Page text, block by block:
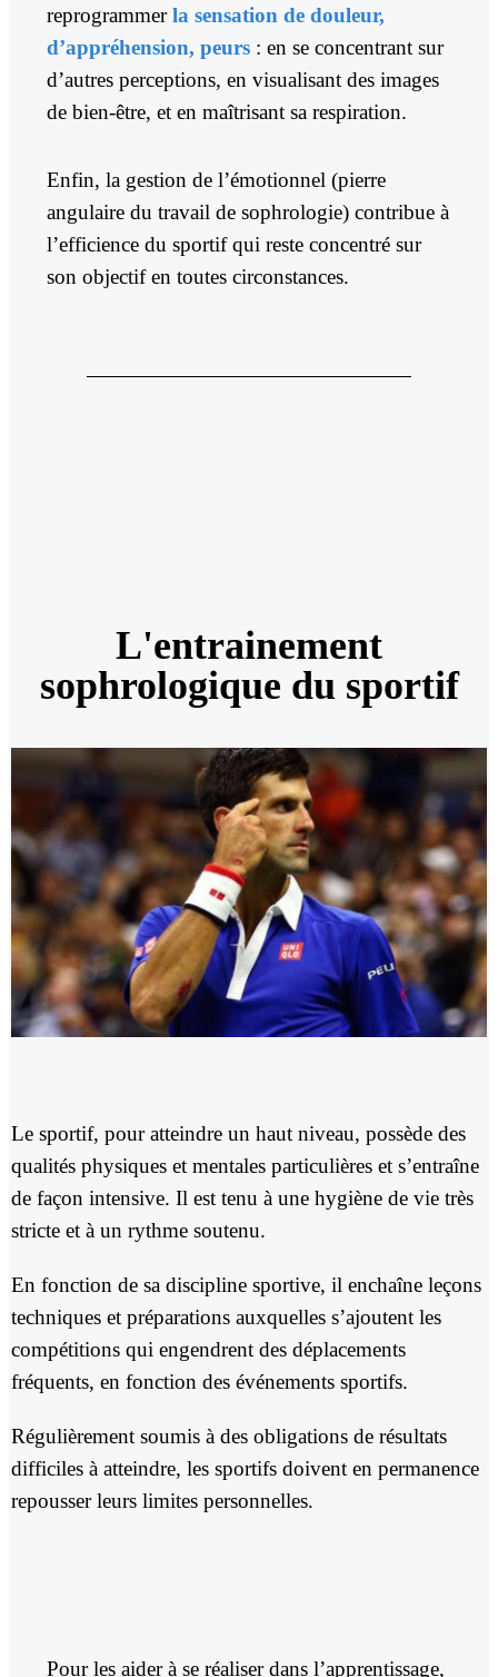
reprogrammerla sensation de douleur,
d’appréhension, peurs : en se concentrant sur
d’autres perceptions, en visualisant des images
de bien-être, et en maîtrisant sa respiration.
Enfin, la gestion de l’émotionnel (pierre
angulaire du travail de sophrologie) contribue à
l’efficience du sportif qui reste concentré sur
son objectif en toutes circonstances.
L'entrainement
sophrologique du sportif
Le sportif, pour atteindre un haut niveau, possède des
qualités physiques et mentales particulières et s’entraîne
de façon intensive. Il est tenu à une hygiène de vie très
stricte et à un rythme soutenu.
En fonction de sa discipline sportive, il enchaîne leçons
techniques et préparations auxquelles s’ajoutent les
compétitions qui engendrent des déplacements
fréquents, en fonction des événements sportifs.
Régulièrement soumis à des obligations de résultats
difficiles à atteindre, les sportifs doivent en permanence
repousser leurs limites personnelles.
Pour les aider à se réaliser dans l’apprentissage,